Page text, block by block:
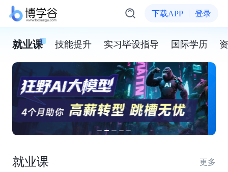
下载APP 登录
就业课 技能提升 实习毕设指导 国际学历
就业课 更多